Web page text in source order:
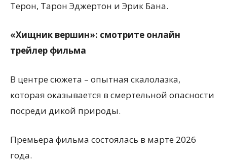
Терон, Тарон Эджертон и Эрик Бана.
«Хищник вершин»: смотрите онлайн
трейлер фильма
В центре сюжета – опытная скалолазка,
которая оказывается в смертельной опасности
посреди дикой природы.
Премьера фильма состоялась в марте 2026
года.